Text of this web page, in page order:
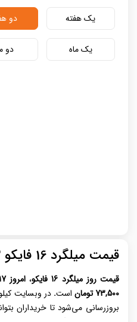
یک هفته دو
یک ماه دو
قیمت میلگرد 16 فایکو A3
قیمت روز میلگرد 16 فایکو ،امروز 17 مرداد 1405،
73,500 تومان
است.در وبسایت
بروزرسانی می‌شود تا خریداران